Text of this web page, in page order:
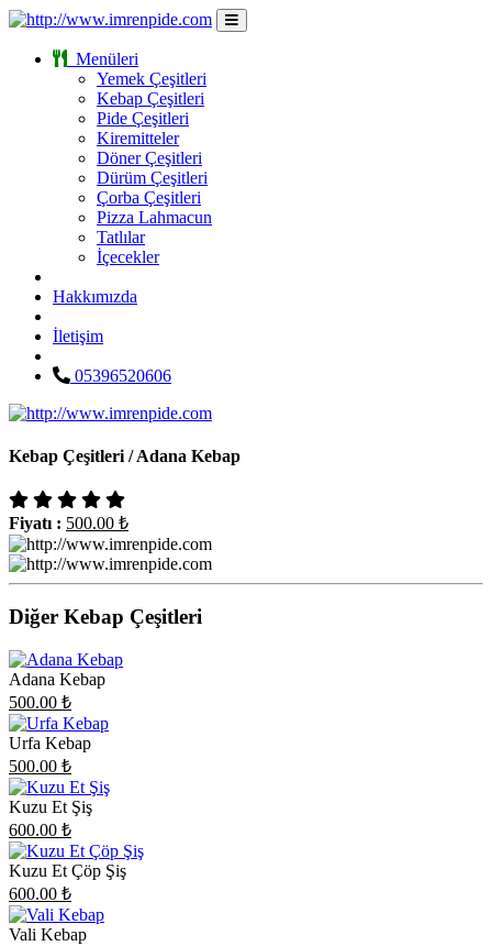
Menüleri
Yemek Çeşitleri
Kebap Çeşitleri
Pide Çeşitleri
Kiremitteler
Döner Çeşitleri
Dürüm Çeşitleri
Çorba Çeşitleri
Pizza Lahmacun
Tatlılar
İçecekler
Hakkımızda
İletişim
05396520606
Kebap Çeşitleri / Adana Kebap
Fiyatı : 500.00 ₺
Diğer Kebap Çeşitleri
Adana Kebap
500.00 ₺
Urfa Kebap
500.00 ₺
Kuzu Et Şiş
600.00 ₺
Kuzu Et Çöp Şiş
600.00 ₺
Vali Kebap